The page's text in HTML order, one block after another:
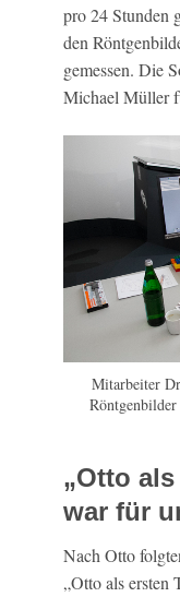
pro 24 Stunden
den
gemessen. Die
Michael Müller
Mitarbeiter
„Otto
war für
Nach Otto
„Otto als ersten